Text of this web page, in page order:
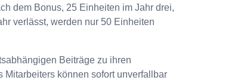
dem Bonus, 25 Einheiten im Jahr drei,
verlässt, werden nur 50 Einheiten
Beiträge zu ihren
können sofort unverfallbar